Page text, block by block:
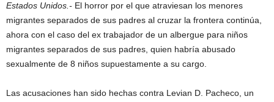
Estados Unidos.- El horror por el que atraviesan los menores
migrantes separados de sus padres al cruzar la frontera continúa,
ahora con el caso del ex trabajador de un albergue para niños
migrantes separados de sus padres, quien habría abusado
sexualmente de 8 niños supuestamente a su cargo.
Las acusaciones han sido hechas contra Levian D. Pacheco, un